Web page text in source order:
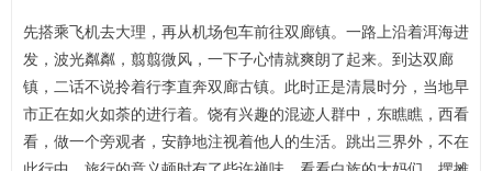
先搭乘飞机去大理，再从机场包车前往双廊镇。一路上沿着洱海进
发，波光粼粼，翦翦微风，一下子心情就爽朗了起来。到达双廊
镇，二话不说拎着行李直奔双廊古镇。此时正是清晨时分，当地早
市正在如火如荼的进行着。饶有兴趣的混迹人群中，东瞧瞧，西看
看，做一个旁观者，安静地注视着他人的生活。跳出三界外，不在